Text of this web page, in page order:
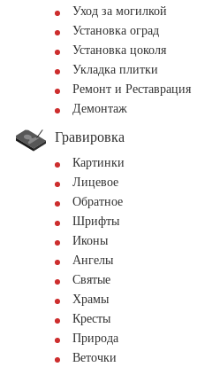
Уход за могилкой
Установка оград
Установка цоколя
Укладка плитки
Ремонт и Реставрация
Демонтаж
Гравировка
Картинки
Лицевое
Обратное
Шрифты
Иконы
Ангелы
Святые
Храмы
Кресты
Природа
Веточки